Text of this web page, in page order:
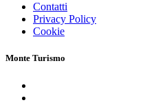
Contatti
Privacy Policy
Cookie
Monte Turismo